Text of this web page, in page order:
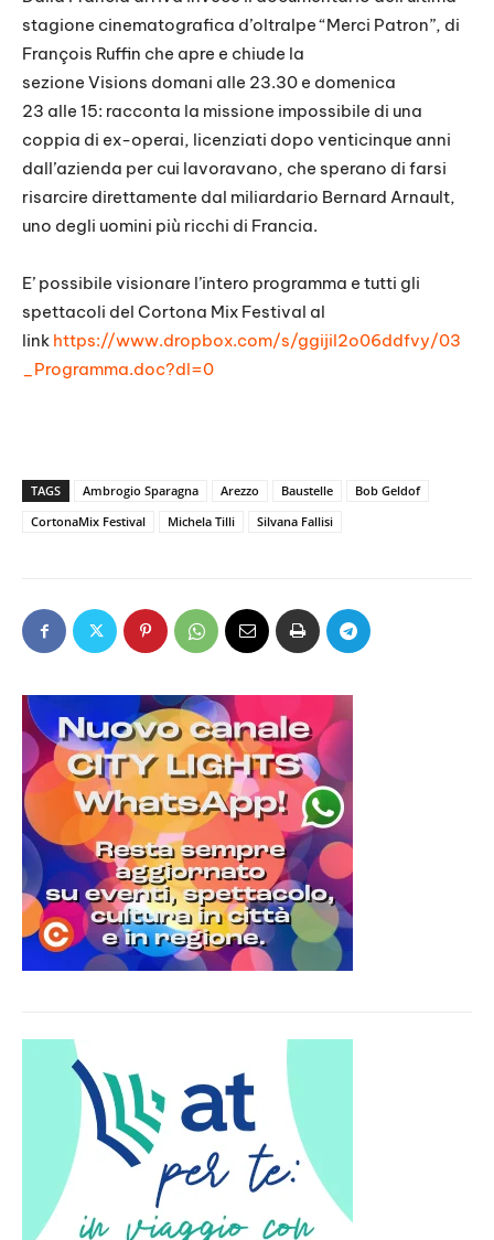
stagione cinematografica d’oltralpe “Merci Patron”, di
François Ruffin che apre e chiude la
sezione Visions domani alle 23.30 e domenica
23 alle 15: racconta la missione impossibile di una
coppia di ex-operai, licenziati dopo venticinque anni
dall’azienda per cui lavoravano, che sperano di farsi
risarcire direttamente dal miliardario Bernard Arnault,
uno degli uomini più ricchi di Francia.
E’ possibile visionare l’intero programma e tutti gli
spettacoli del Cortona Mix Festival al
link https://www.dropbox.com/s/ggijil2o06ddfvy/03
_Programma.doc?dl=0
TAGS Ambrogio Sparagna Arezzo Baustelle
Bob Geldof
CortonaMix Festival
Michela Tilli Silvana Fallisi